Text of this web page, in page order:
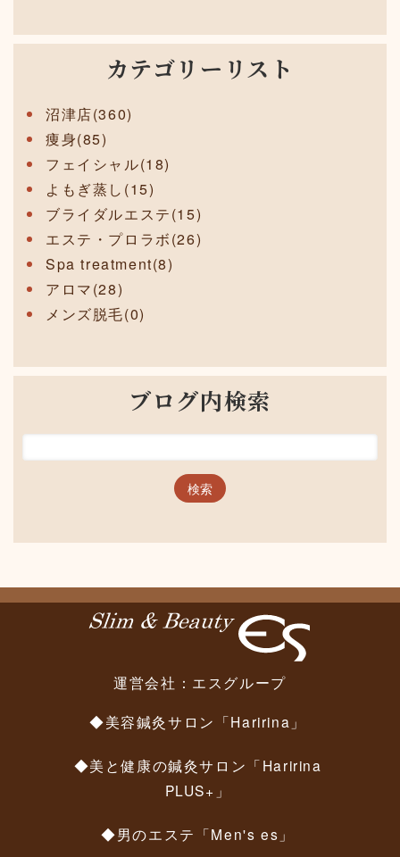
カテゴリーリスト
沼津店(360)
痩身(85)
フェイシャル(18)
よもぎ蒸し(15)
ブライダルエステ(15)
エステ・プロラボ(26)
Spa treatment(8)
アロマ(28)
メンズ脱毛(0)
ブログ内検索
運営会社： エスグループ
◆美容鍼灸サロン「Haririna」
◆美と健康の鍼灸サロン「Haririna
PLUS+」
◆男のエステ「Men's es」